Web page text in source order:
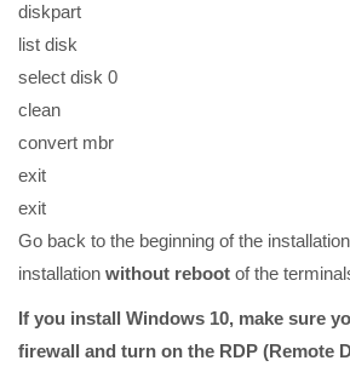
diskpart
list disk
select disk 0
clean
convert mbr
exit
exit
Go back to the beginning of the
installation without reboot of the
If you install Windows 10, make sure
firewall and turn on the RDP (Remote